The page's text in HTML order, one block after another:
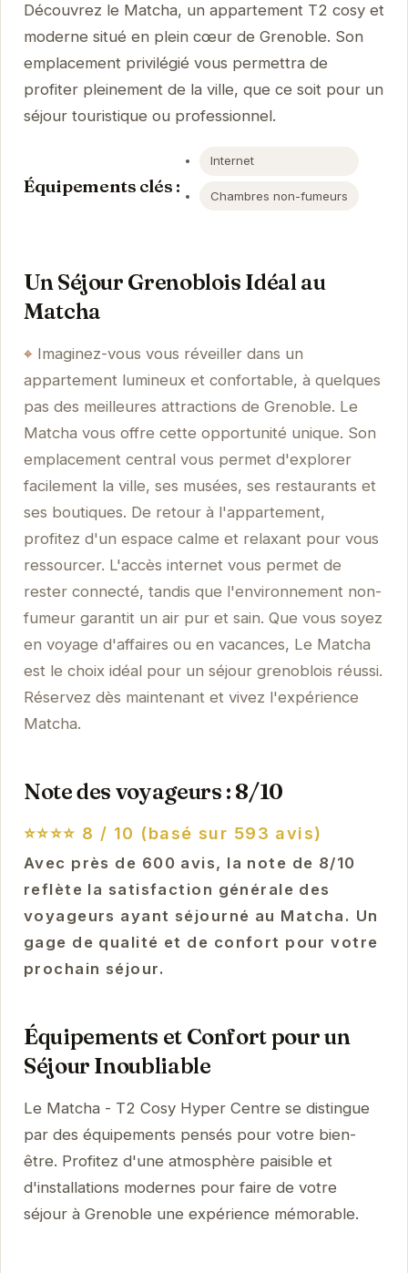
Découvrez le Matcha, un appartement T2 cosy et
moderne situé en plein cœur de Grenoble. Son
emplacement privilégié vous permettra de
profiter pleinement de la ville, que ce soit pour un
séjour touristique ou professionnel.
Équipements clés :
Internet
Chambres non-fumeurs
Un Séjour Grenoblois Idéal au
Matcha
Imaginez-vous vous réveiller dans un
appartement lumineux et confortable, à quelques
pas des meilleures attractions de Grenoble. Le
Matcha vous offre cette opportunité unique. Son
emplacement central vous permet d'explorer
facilement la ville, ses musées, ses restaurants et
ses boutiques. De retour à l'appartement,
profitez d'un espace calme et relaxant pour vous
ressourcer. L'accès internet vous permet de
rester connecté, tandis que l'environnement non-
fumeur garantit un air pur et sain. Que vous soyez
en voyage d'affaires ou en vacances, Le Matcha
est le choix idéal pour un séjour grenoblois réussi.
Réservez dès maintenant et vivez l'expérience
Matcha.
Note des voyageurs : 8/10
⭐⭐⭐⭐ 8 / 10 (basé sur 593 avis)
Avec près de 600 avis, la note de 8/10
reflète la satisfaction générale des
voyageurs ayant séjourné au Matcha. Un
gage de qualité et de confort pour votre
prochain séjour.
Équipements et Confort pour un
Séjour Inoubliable
Le Matcha - T2 Cosy Hyper Centre se distingue
par des équipements pensés pour votre bien-
être. Profitez d'une atmosphère paisible et
d'installations modernes pour faire de votre
séjour à Grenoble une expérience mémorable.